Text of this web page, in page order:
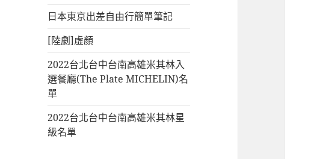
日本東京出差自由行簡單筆記
[陸劇]虛顏
2022台北台中台南高雄米其林入
選餐廳(The Plate MICHELIN)名
單
2022台北台中台南高雄米其林星
級名單